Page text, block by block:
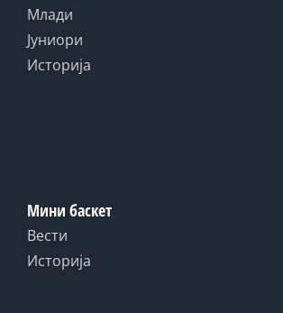
Млади
Јуниори
Историја
Мини баскет
Вести
Историја